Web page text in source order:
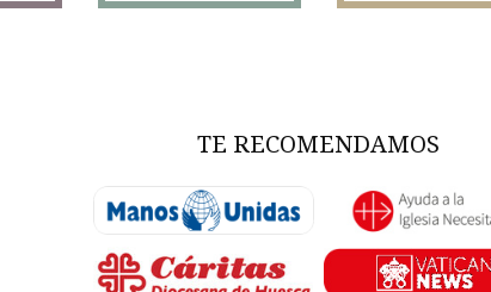
TE RECOMENDAMOS